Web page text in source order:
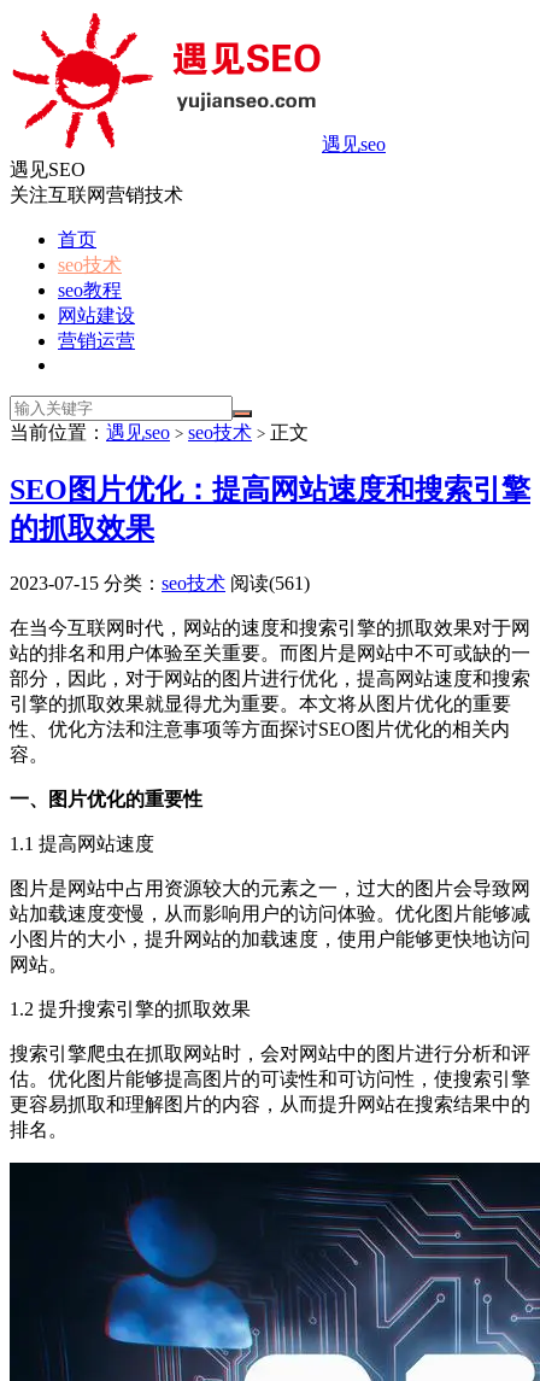
遇见seo
遇见SEO
关注互联网营销技术
首页
seo技术
seo教程
网站建设
营销运营
当前位置： 遇见seo > seo技术 > 正文
SEO图片优化：提高网站速度和搜索引擎
的抓取效果
2023-07-15 分类： seo技术 阅读(561)
在当今互联网时代，网站的速度和搜索引擎的抓取效果对于网
站的排名和用户体验至关重要。而图片是网站中不可或缺的一
部分，因此，对于网站的图片进行优化，提高网站速度和搜索
引擎的抓取效果就显得尤为重要。本文将从图片优化的重要
性、优化方法和注意事项等方面探讨SEO图片优化的相关内
容。
一、图片优化的重要性
1.1 提高网站速度
图片是网站中占用资源较大的元素之一，过大的图片会导致网
站加载速度变慢，从而影响用户的访问体验。优化图片能够减
小图片的大小，提升网站的加载速度，使用户能够更快地访问
网站。
1.2 提升搜索引擎的抓取效果
搜索引擎爬虫在抓取网站时，会对网站中的图片进行分析和评
估。优化图片能够提高图片的可读性和可访问性，使搜索引擎
更容易抓取和理解图片的内容，从而提升网站在搜索结果中的
排名。